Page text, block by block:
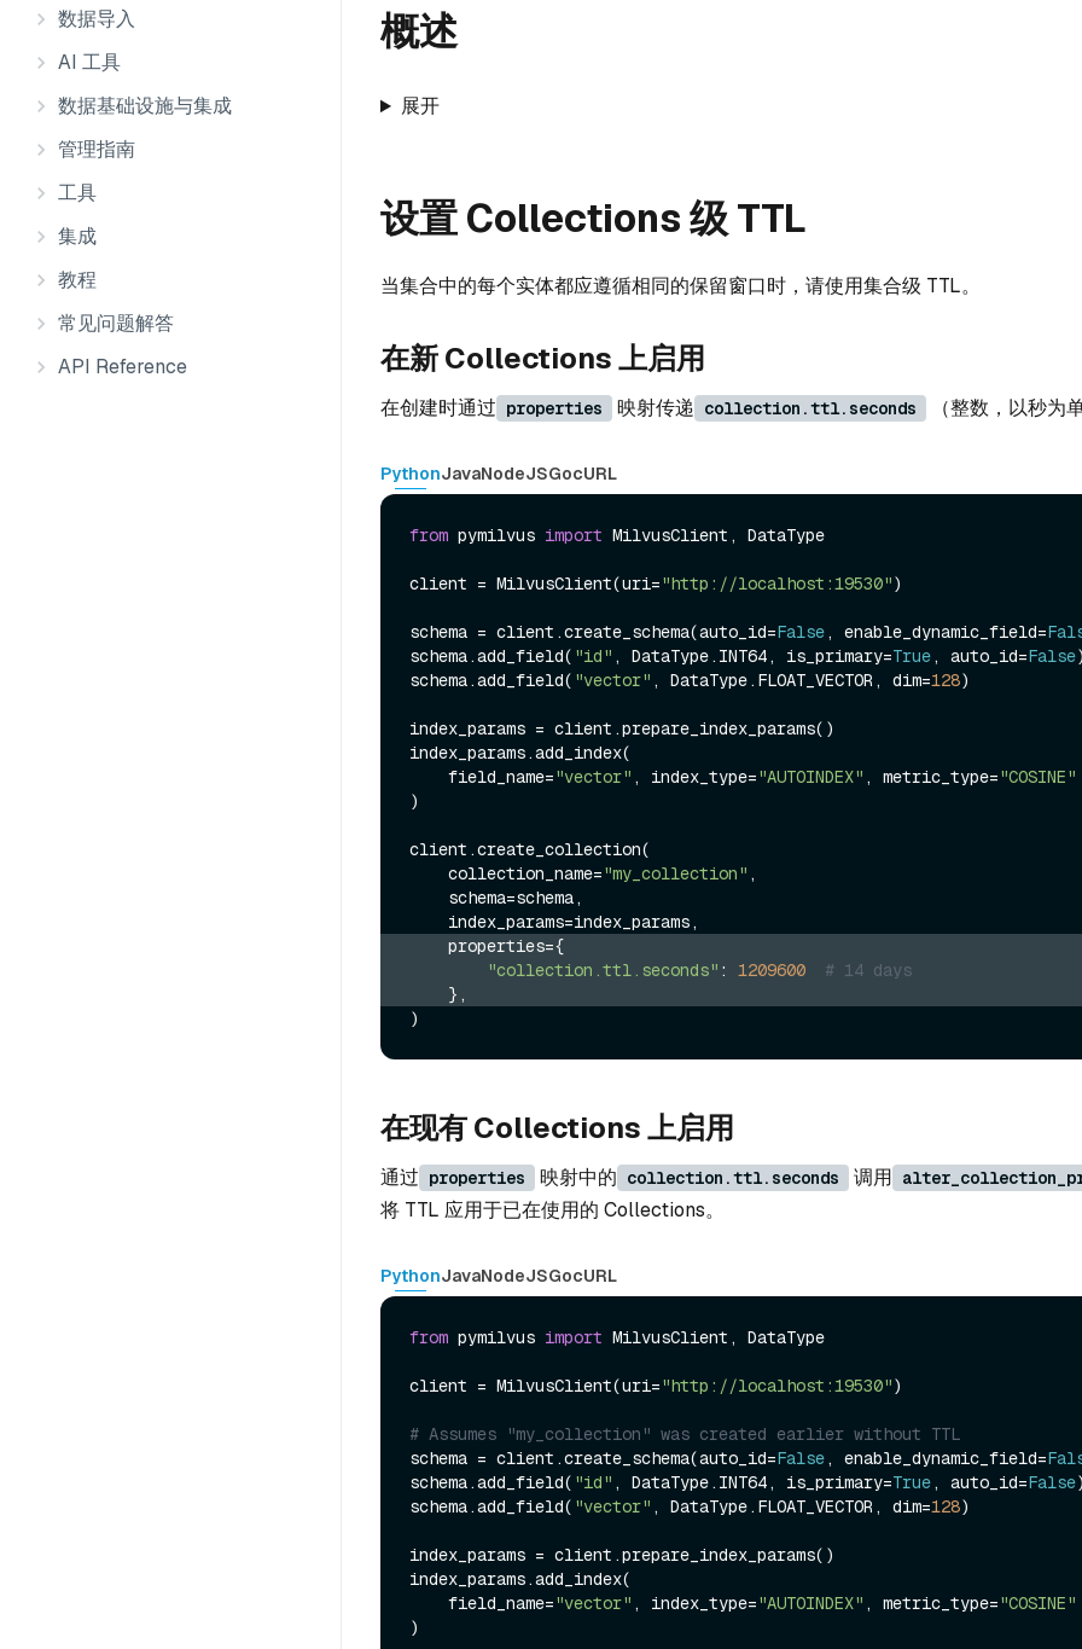
数据导入
AI 工具
数据基础设施与集成
管理指南
工具
集成
教程
常见问题解答
API Reference
概述
展开
设置 Collections 级 TTL
当集合中的每个实体都应遵循相同的保留窗口时，请使用集合级 TTL。
在新 Collections 上启用
在创建时通过 properties 映射传递 collection.ttl.seconds （整数，以秒为
PythonJavaNodeJSGocURL
from pymilvus import MilvusClient, DataType
client = MilvusClient(uri="http://localhost:19530")
schema = client.create_schema(auto_id=False, enable_dynamic_field=
schema.add_field( "id" , DataType.INT64, is_primary=True, auto_id=False)
schema.add_field( "vector" , DataType.FLOAT_VECTOR, dim=128)
index_params = client.prepare_index_params()
index_params.add_index(
    field_name=
"vector" , index_type="AUTOINDEX" , metric_type="COSINE"
)
client.create_collection(
    collection_name=
"my_collection" ,
    properties={
"collection.ttl.seconds" : 1209600
# 14 days
    },
在现有 Collections 上启用
通过 properties 映射中的 collection.ttl.seconds 调用
将 TTL 应用于已在使用的 Collections。
PythonJavaNodeJSGocURL
from pymilvus import MilvusClient, DataType
client = MilvusClient(uri="http://localhost:19530")
# Assumes "my_collection" was created earlier without TTL
schema = client.create_schema(auto_id=False, enable_dynamic_field=
schema.add_field( "id" , DataType.INT64, is_primary=True, auto_id=False)
schema.add_field( "vector" , DataType.FLOAT_VECTOR, dim=128)
index_params = client.prepare_index_params()
index_params.add_index(
    field_name=
"vector" , index_type="AUTOINDEX" , metric_type="COSINE"
)